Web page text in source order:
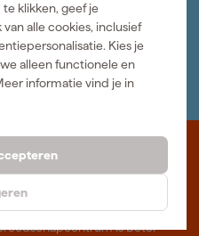
klikken, geef je
alle cookies, inclusief
Kies je
alleen functionele en
informatie vind je in
en gegevens
van onze specialisten.
voor
op maat: wij zijn dé online
is Beter